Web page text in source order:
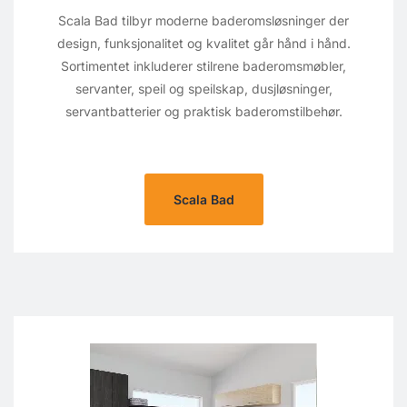
Scala Bad tilbyr moderne baderomsløsninger der
design, funksjonalitet og kvalitet går hånd i hånd.
Sortimentet inkluderer stilrene baderomsmøbler,
servanter, speil og speilskap, dusjløsninger,
servantbatterier og praktisk baderomstilbehør.
Scala Bad